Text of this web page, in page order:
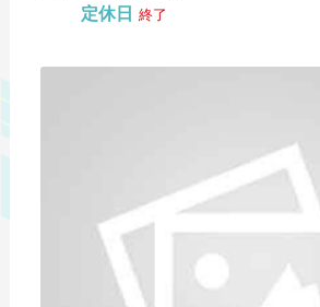
定休日 終了